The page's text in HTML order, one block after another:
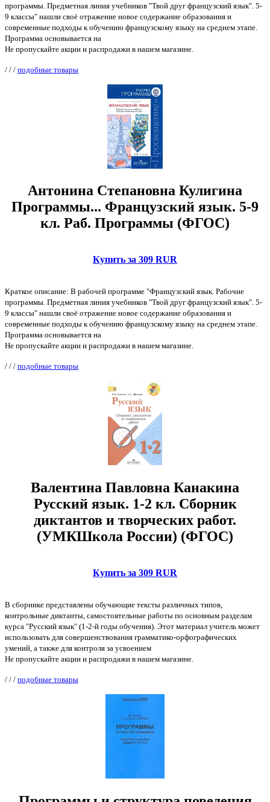
программы. Предметная линия учебников "Твой друг французский язык". 5-
9 классы" нашли своё отражение новое содержание образования и
современные подходы к обучению французскому языку на среднем этапе.
Программа основывается на
Не пропускайте акции и распродажи в нашем магазине.
/ / / подобные товары
Антонина Степановна Кулигина
Программы... Французский язык. 5-9
кл. Раб. Программы (ФГОС)
Купить за 309 RUR
Краткое описание: В рабочей программе "Французский язык. Рабочие
программы. Предметная линия учебников "Твой друг французский язык". 5-
9 классы" нашли своё отражение новое содержание образования и
современные подходы к обучению французскому языку на среднем этапе.
Программа основывается на
Не пропускайте акции и распродажи в нашем магазине.
/ / / подобные товары
Валентина Павловна Канакина
Русский язык. 1-2 кл. Сборник
диктантов и творческих работ.
(УМКШкола России) (ФГОС)
Купить за 309 RUR
В сборнике представлены обучающие тексты различных типов,
контрольные диктанты, самостоятельные работы по основным разделам
курса "Русский язык" (1-2-й годы обучения). Этот материал учитель может
использовать для совершенствования грамматико-орфографических
умений, а также для контроля за усвоением
Не пропускайте акции и распродажи в нашем магазине.
/ / / подобные товары